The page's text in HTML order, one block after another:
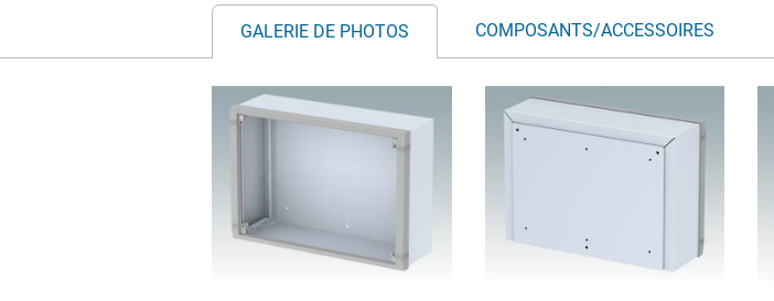
GALERIE DE PHOTOS COMPOSANTS/ACCESSOIRES